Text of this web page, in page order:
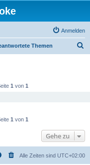
Anmelden
Themen
1 von 1
1 von 1
Gehe zu
Alle Zeiten sind UTC+02:00